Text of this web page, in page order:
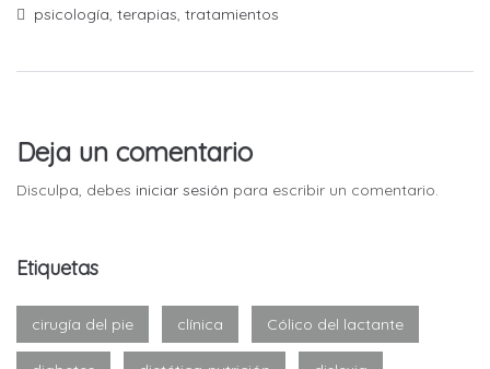
psicología, terapias, tratamientos
Deja un comentario
Disculpa, debes iniciar sesión para escribir un comentario.
Etiquetas
cirugía del pie clínica Cólico del lactante